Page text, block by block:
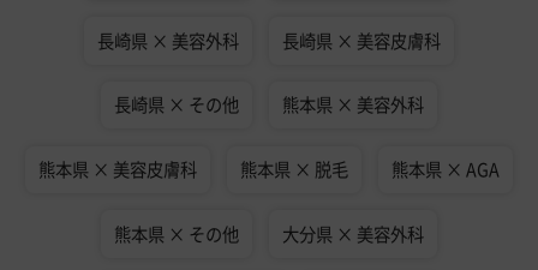
長崎県 × 美容外科 長崎県 × 美容皮膚科
長崎県 × その他 熊本県 × 美容外科
熊本県 × 美容皮膚科 熊本県 × 脱毛 熊本県 × AGA
熊本県 × その他 大分県 × 美容外科